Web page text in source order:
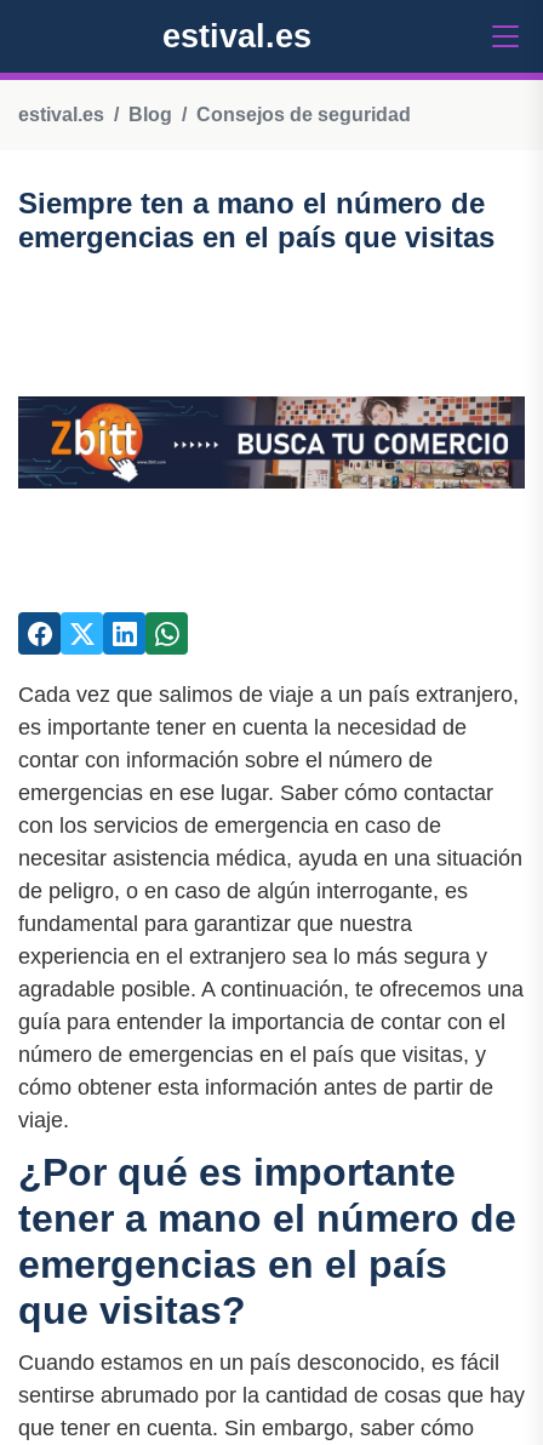
estival.es
estival.es Blog Consejos de seguridad
Siempre ten a mano el número de
emergencias en el país que visitas
Cada vez que salimos de viaje a un país extranjero,
es importante tener en cuenta la necesidad de
contar con información sobre el número de
emergencias en ese lugar. Saber cómo contactar
con los servicios de emergencia en caso de
necesitar asistencia médica, ayuda en una situación
de peligro, o en caso de algún interrogante, es
fundamental para garantizar que nuestra
experiencia en el extranjero sea lo más segura y
agradable posible. A continuación, te ofrecemos una
guía para entender la importancia de contar con el
número de emergencias en el país que visitas, y
cómo obtener esta información antes de partir de
viaje.
¿Por qué es importante
tener a mano el número de
emergencias en el país
que visitas?
Cuando estamos en un país desconocido, es fácil
sentirse abrumado por la cantidad de cosas que hay
que tener en cuenta. Sin embargo, saber cómo